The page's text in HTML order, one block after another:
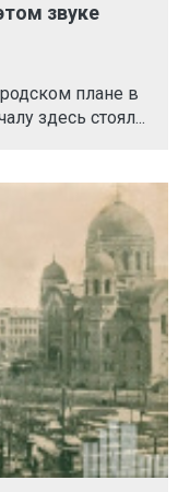
звуке
плане в
здесь стоял...